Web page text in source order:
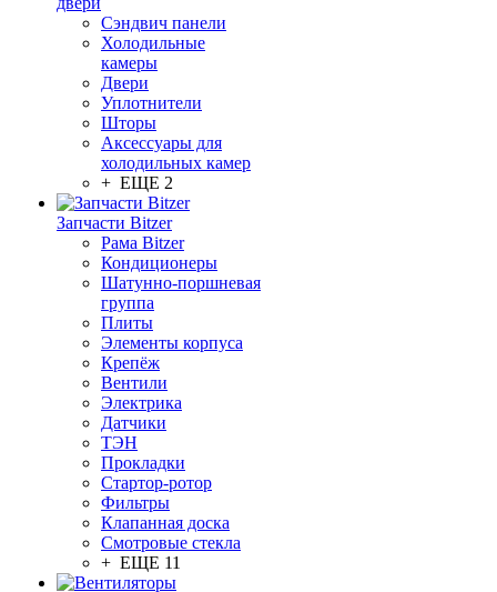
Сэндвич панели
Холодильные
камеры
Двери
Уплотнители
Шторы
Аксессуары для
холодильных камер
+ ЕЩЕ 2
Запчасти Bitzer
Рама Bitzer
Кондиционеры
Шатунно-поршневая
группа
Плиты
Элементы корпуса
Крепёж
Вентили
Электрика
Датчики
ТЭН
Прокладки
Стартор-ротор
Фильтры
Клапанная доска
Смотровые стекла
+ ЕЩЕ 11